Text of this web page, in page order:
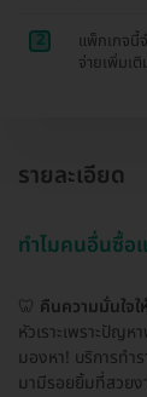
2
แพ็กเกจนี้
จ่ายเพิ่มเติ
รายละเอียด
ทำไมคนอื่นซื้อ
🦷 คืนความมั่นใจ
หัวเราะเพราะปัญ
มองหา! บริการท
มามีรอยยิ้มที่สวยง